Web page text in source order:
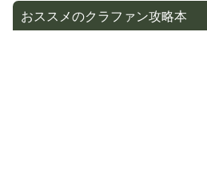
おススメのクラファン攻略本